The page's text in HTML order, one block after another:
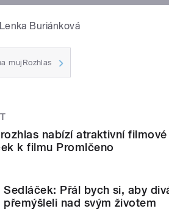
Lenka Buriánková
mujRozhlas
nabízí atraktivní
k filmu Promlčeno
Sedláček: Přál bych si, aby
přemýšleli nad svým životem